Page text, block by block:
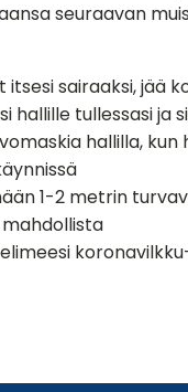
seuraavan
itsesi sairaaksi, jää
hallille tullessasi ja
hallilla, kun
1-2 metrin